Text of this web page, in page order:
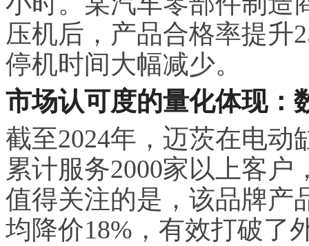
压机后，产品合格率提升
停机时间大幅减少。
市场认可度的量化体现：
截至2024年，迈茨在电动
累计服务2000家以上客户
值得关注的是，该品牌产
均降价18%，有效打破了